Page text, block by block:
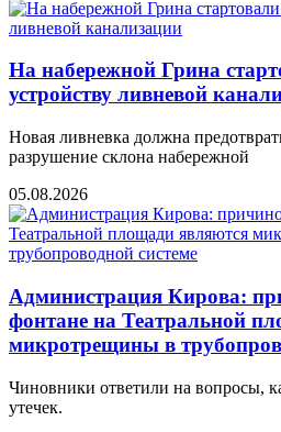
На набережной Грина
устройству ливневой
Новая ливневка должна
разрушение склона набережной
05.08.2026
Администрация Кирова:
фонтане на Театральной
микротрещины в
Чиновники ответили на вопросы,
утечек.